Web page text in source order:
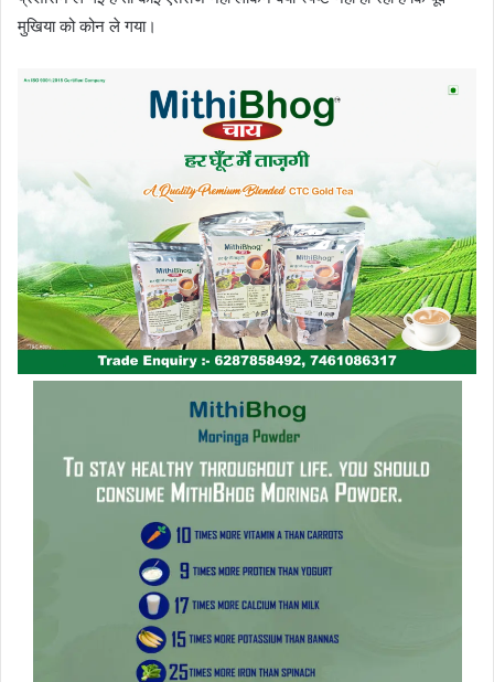
मुखिया को कोन ले गया।